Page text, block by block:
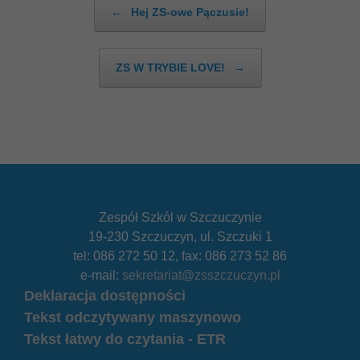
← Hej ZS-owe Pączusie!
ZS W TRYBIE LOVE! →
Zespół Szkól w Szczuczynie
19-230 Szczuczyn, ul. Szczuki 1
tel: 086 272 50 12, fax: 086 273 52 86
e-mail: sekretariat@zsszczuczyn.pl
Deklaracja dostępności
Tekst odczytywany maszynowo
Tekst łatwy do czytania - ETR